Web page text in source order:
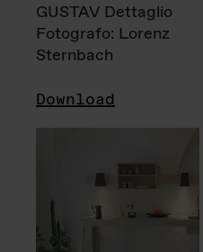
GUSTAV Dettaglio
Fotografo: Lorenz
Sternbach
Download